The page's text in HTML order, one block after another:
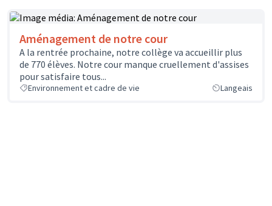
Aménagement de notre cour
A la rentrée prochaine, notre collège va accueillir plus
de 770 élèves. Notre cour manque cruellement d'assises
pour satisfaire tous...
Environnement et cadre de vie Langeais